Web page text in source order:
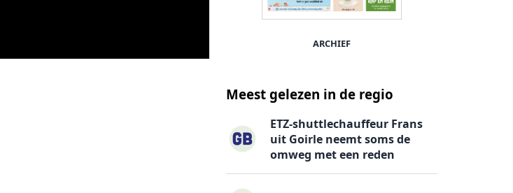
ARCHIEF
Meest gelezen in de regio
ETZ-shuttlechauffeur Frans
uit Goirle neemt soms de
omweg met een reden